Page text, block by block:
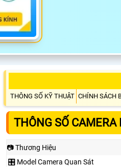
THÔNG SỐ KỸ THUẬT CHÍNH SÁCH
THÔNG SỐ CAMERA
📷 Thương Hiệu
🎛 Model Camera Quan Sát